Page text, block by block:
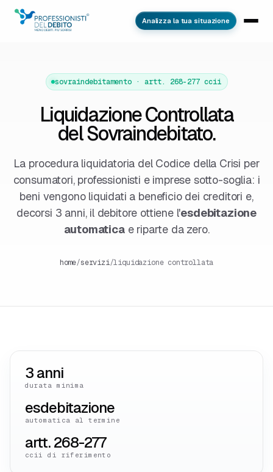
Analizza la tua situazione
sovraindebitamento · artt. 268-277 ccii
Liquidazione Controllata
del Sovraindebitato.
La procedura liquidatoria del Codice della Crisi per
consumatori, professionisti e imprese sotto-soglia: i
beni vengono liquidati a beneficio dei creditori e,
decorsi 3 anni, il debitore ottiene l'esdebitazione
automaticae riparte da zero.
home/servizi/liquidazione controllata
3 anni
durata minima
esdebitazione
automatica al termine
artt. 268-277
ccii di riferimento